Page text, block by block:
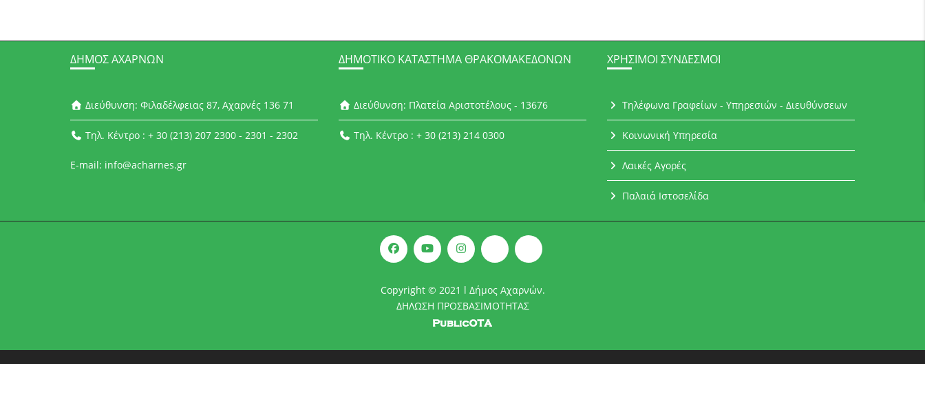
ΔΉΜΟΣ ΑΧΑΡΝΏΝ
Διεύθυνση: Φιλαδέλφειας 87, Αχαρνές 136 71
Τηλ. Κέντρο : + 30 (213) 207 2300 - 2301 - 2302
E-mail: info@acharnes.gr
ΔΗΜΟΤΙΚΌ ΚΑΤΆΣΤΗΜΑ ΘΡΑΚΟΜΑΚΕΔΌΝΩΝ
Διεύθυνση: Πλατεία Αριστοτέλους - 13676
Τηλ. Κέντρο : + 30 (213) 214 0300
ΧΡΉΣΙΜΟΙ ΣΎΝΔΕΣΜΟΙ
Τηλέφωνα Γραφείων - Υπηρεσιών - Διευθύνσεων
Κοινωνική Υπηρεσία
Λαικές Αγορές
Παλαιά Ιστοσελίδα
Copyright © 2021 l Δήμος Αχαρνών.
ΔΗΛΩΣΗ ΠΡΟΣΒΑΣΙΜΟΤΗΤΑΣ